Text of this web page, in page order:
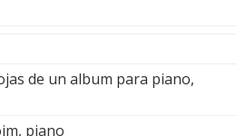
de un album para piano,
piano